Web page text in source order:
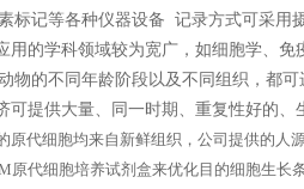
标记等各种仪器设备 记录方式可采用
用的学科领域较为宽广，如细胞学、
物的不同年龄阶段以及不同组织，都可
可提供大量、同一时期、重复性好的、
代细胞均来自新鲜组织，公司提供的人
原代细胞培养试剂盒来优化目的细胞生